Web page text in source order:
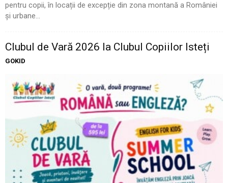
pentru copii, în locații de excepție din zona montană a României
și urbane...
Clubul de Vară 2026 la Clubul Copiilor Isteți
GOKID